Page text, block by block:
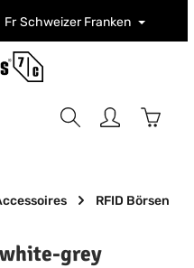
Fr Schweizer Franken
RFID Börsen
grey